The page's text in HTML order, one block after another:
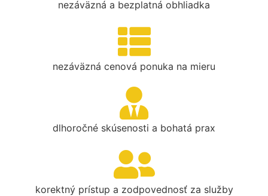
nezáväzná a bezplatná obhliadka
nezáväzná cenová ponuka na mieru
dlhoročné skúsenosti a bohatá prax
korektný prístup a zodpovednosť za služby